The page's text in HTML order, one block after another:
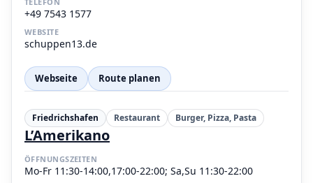
+49 7543 1577
WEBSITE
schuppen13.de
Webseite Route planen
Friedrichshafen Restaurant Burger, Pizza, Pasta
L’Amerikano
ÖFFNUNGSZEITEN
Mo-Fr 11:30-14:00,17:00-22:00; Sa,Su 11:30-22:00